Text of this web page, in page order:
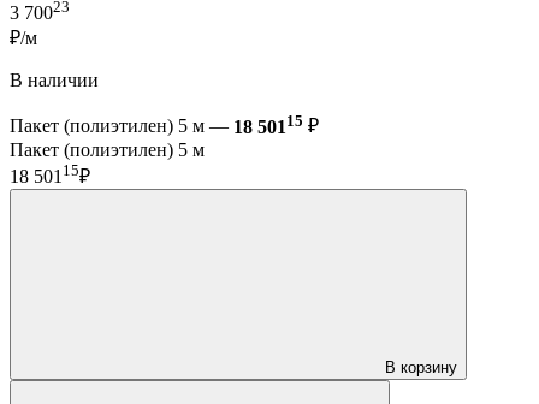
3 70023
₽/м
В наличии
Пакет (полиэтилен) 5 м — 18 501 15 ₽
Пакет (полиэтилен) 5 м
18 501 15₽
В корзину